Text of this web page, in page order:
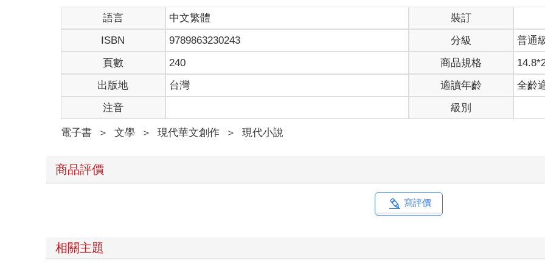
語言 中文繁體
裝訂
ISBN
9789863230243 分級
普通
頁數
240 商品規格
出版地
台灣 適讀年齡
全齡
注音
級別
電子書 ＞ 文學 ＞ 現代華文創作 ＞ 現代小說
商品評價
寫評價
相關主題